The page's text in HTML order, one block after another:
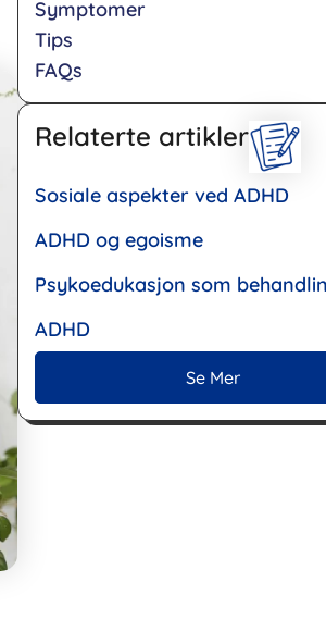
Symptomer
Tips
FAQs
Relaterte artikler
Sosiale aspekter ved ADHD
ADHD og egoisme
Psykoedukasjon som
ADHD
Se Mer